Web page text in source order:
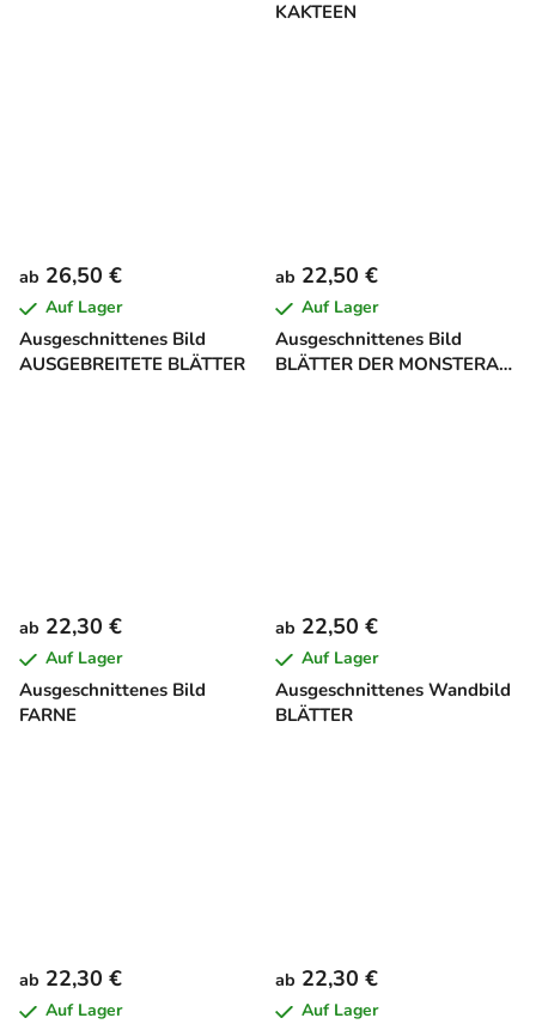
KAKTEEN
Ausgeschnittenes Bild
AUSGEBREITETE BLÄTTER
ab 26,50 €
Auf Lager
Ausgeschnittenes Bild
BLÄTTER DER MONSTERA
ab 22,50 €
Auf Lager
Ausgeschnittenes Bild
FARNE
ab 22,30 €
Auf Lager
Ausgeschnittenes Wandbild
BLÄTTER
ab 22,50 €
Auf Lager
ab 22,30 €
Auf Lager
ab 22,30 €
Auf Lager